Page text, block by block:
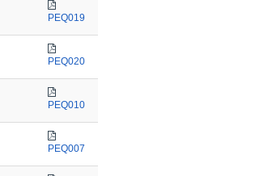
PEQ019
PEQ020
PEQ010
PEQ007